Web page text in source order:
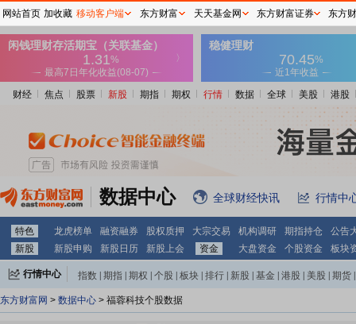
财经 焦点 股票 新股 期指 期权 行情 数据 全球 美股 港股
数据中心 全球财经快讯 行情中
特色 龙虎榜单 融资融券 股权质押 大宗交易 机构调研 期指持仓
公告
新股
新股申购 新股日历 新股上会 资金 大盘资金 个股资金 板块
行情中心 指数 期指 期权 个股 板块 排行 新股 基金 港股 美股 期货
东方财富网 > 数据中心 > 福蓉科技个股数据
网站首页 加收藏 移动客户端 东方财富 天天基金网 东方财富证券 东方